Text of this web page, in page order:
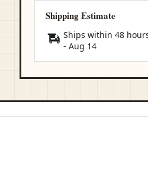
Shipping Estimate
Ships within 48
-Aug 14